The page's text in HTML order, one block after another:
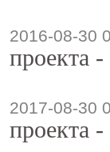
2016-08-30
проекта
2017-08-30
проекта